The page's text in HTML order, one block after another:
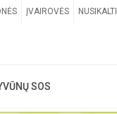
ĮVAIROVĖS
SOS